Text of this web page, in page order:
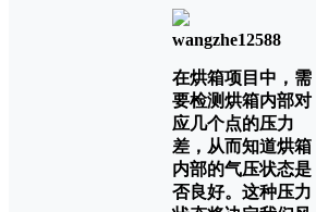
wangzhe12588
在烘箱项目中，需
要检测烘箱内部对
应几个点的压力
差，从而知道烘箱
内部的气压状态是
否良好。这种压力